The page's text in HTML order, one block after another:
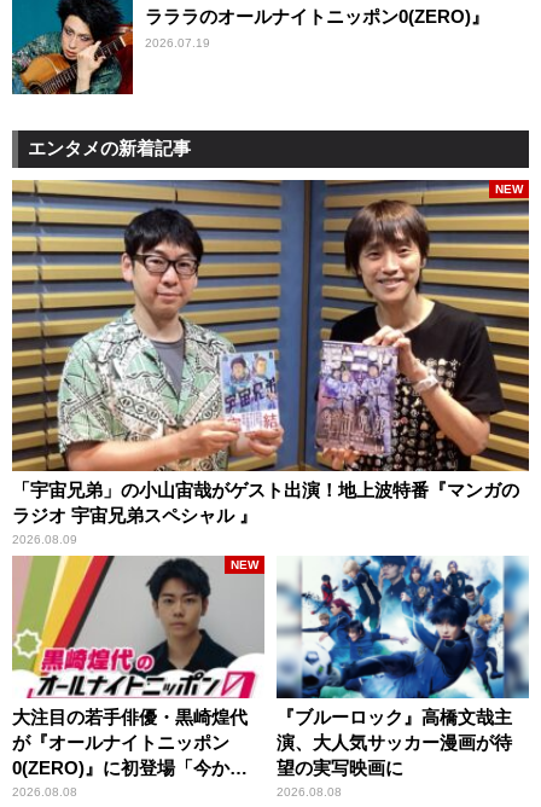
ラララのオールナイトニッポン0(ZERO)』
2026.07.19
エンタメの新着記事
「宇宙兄弟」の小山宙哉がゲスト出演！地上波特番『マンガの
ラジオ 宇宙兄弟スペシャル 』
2026.08.09
NEW
大注目の若手俳優・黒崎煌代
が『オールナイトニッポン
0(ZERO)』に初登場「今から
とてもワクワクしておりま
2026.08.08
NEW
『ブルーロック』高橋文哉主
演、大人気サッカー漫画が待
望の実写映画に
2026.08.08